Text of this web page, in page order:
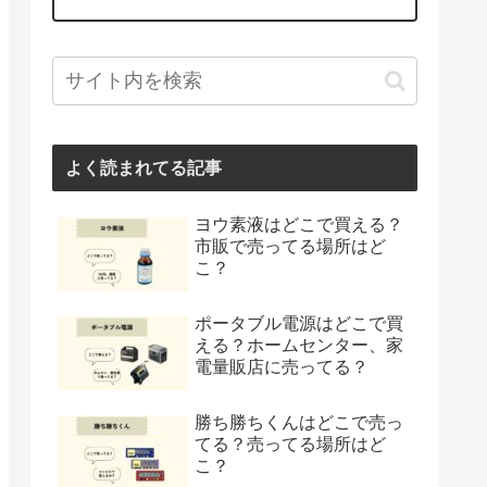
よく読まれてる記事
ヨウ素液はどこで買える？
市販で売ってる場所はど
こ？
ポータブル電源はどこで買
える？ホームセンター、家
電量販店に売ってる？
勝ち勝ちくんはどこで売っ
てる？売ってる場所はど
こ？